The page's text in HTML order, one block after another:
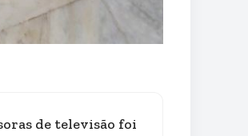
de televisão foi